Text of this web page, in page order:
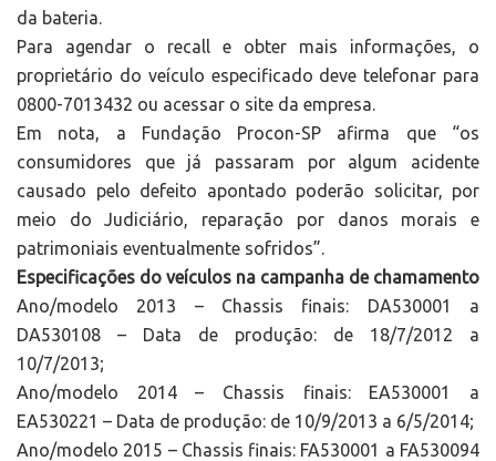
da bateria.
Para agendar o recall e obter mais informações, o
proprietário do veículo especificado deve telefonar para
0800-7013432 ou acessar o site da empresa.
Em nota, a Fundação Procon-SP afirma que “os
consumidores que já passaram por algum acidente
causado pelo defeito apontado poderão solicitar, por
meio do Judiciário, reparação por danos morais e
patrimoniais eventualmente sofridos”.
Especificações do veículos na campanha de chamamento
Ano/modelo 2013 – Chassis finais: DA530001 a
DA530108 – Data de produção: de 18/7/2012 a
10/7/2013;
Ano/modelo 2014 – Chassis finais: EA530001 a
EA530221 – Data de produção: de 10/9/2013 a 6/5/2014;
Ano/modelo 2015 – Chassis finais: FA530001 a FA530094